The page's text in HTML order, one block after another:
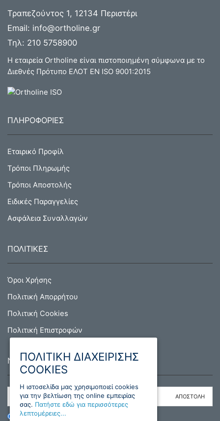
Τραπεζούντος 1, 12134 Περιστέρι
Email: info@ortholine.gr
Τηλ: 210 5758900
Η εταιρεία Ortholine είναι πιστοποιημένη σύμφωνα με το
Διεθνές Πρότυπο ΕΛΟΤ ΕΝ ISO 9001:2015
ΠΛΗΡΟΦΟΡΙΕΣ
Εταιρικό Προφίλ
Τρόποι Πληρωμής
Τρόποι Αποστολής
Ειδικές Παραγγελίες
Ασφάλεια Συναλλαγών
ΠΟΛΙΤΙΚΕΣ
Όροι Χρήσης
Πολιτική Απορρήτου
Πολιτική Cookies
Πολιτική Επιστροφών
NEWSLETTER
ΕΓΓΡΑΦΗ ΔΙΑΓΡΑΦΗ
ΠΟΛΙΤΙΚΗ ΔΙΑΧΕΙΡΙΣΗΣ
COOKIES
H ιστοσελίδα μας χρησιμοποιεί cookies
για την βελτίωση της online εμπειρίας
σας. Πατήστε εδώ για περισσότερες
λεπτομέρειες...